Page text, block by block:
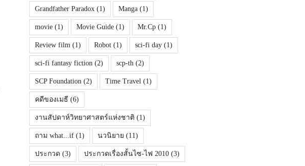
Grandfather Paradox(1) Manga(1)
movie(1) Movie Guide(1) Mr.Cp(1)
Review film(1) Robot(1) sci-fi day(1)
sci-fi fantasy fiction(2) scp-th(2)
SCP Foundation(2) Time Travel(1)
คดีของเมธี (6)
งานสัปดาห์วิทยาศาสตร์แห่งชาติ (1)
ถาม what...if(1) นวนิยาย (11)
ประกวด (3) ประกวดเรื่องสั้นไซ-ไฟ 2010(3)